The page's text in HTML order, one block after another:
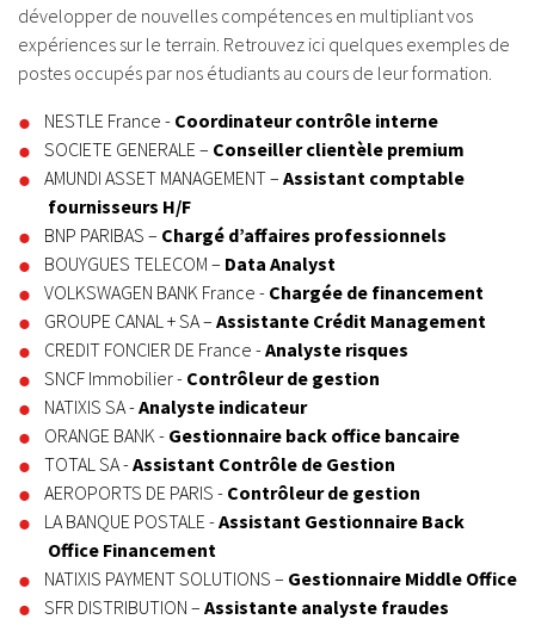
développer de nouvelles compétences en multipliant vos
expériences sur le terrain. Retrouvez ici quelques exemples de
postes occupés par nos étudiants au cours de leur formation.
NESTLE France - Coordinateur contrôle interne
SOCIETE GENERALE – Conseiller clientèle premium
AMUNDI ASSET MANAGEMENT – Assistant comptable
fournisseurs H/F
BNP PARIBAS – Chargé d’affaires professionnels
BOUYGUES TELECOM – Data Analyst
VOLKSWAGEN BANK France - Chargée de financement
GROUPE CANAL + SA – Assistante Crédit Management
CREDIT FONCIER DE France -Analyste risques
SNCF Immobilier - Contrôleur de gestion
NATIXIS SA -Analyste indicateur
ORANGE BANK - Gestionnaire back office bancaire
TOTAL SA -Assistant Contrôle de Gestion
AEROPORTS DE PARIS - Contrôleur de gestion
LA BANQUE POSTALE -Assistant Gestionnaire Back
Office Financement
NATIXIS PAYMENT SOLUTIONS – Gestionnaire Middle Office
SFR DISTRIBUTION – Assistante analyste fraudes